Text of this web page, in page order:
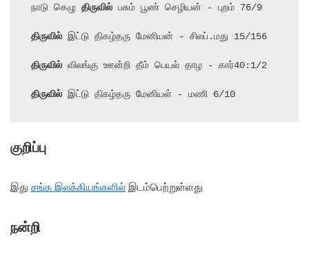
நாடு கெழு திருவில் பசும் பூண் செழியன் - புறம் 76/9
திருவில் இட்டு திகழ்தரு மேனியன் - சிலப்.மது 15/156
திருவில் விலங்கு ஊன்றி தீம் பெயல் தாழ - கார்40:1/2
திருவில் இட்டு திகழ்தரு மேனியள் - மணி 6/10
குறிப்பு
இது சங்க இலக்கியங்களில் இடம்பெற்றுள்ளது
நன்றி